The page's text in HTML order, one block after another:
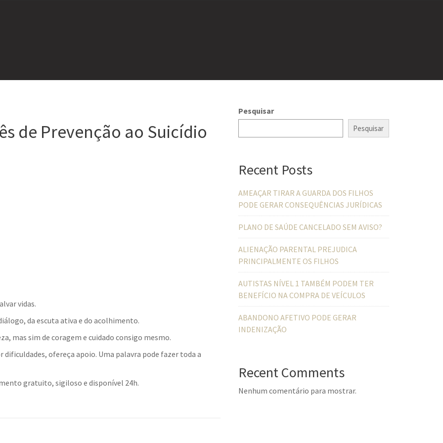
de Prevenção ao Suicídio
vidas.
da escuta ativa e do acolhimento.
mas sim de coragem e cuidado consigo mesmo.
dificuldades, ofereça apoio. Uma palavra pode fazer toda a
gratuito, sigiloso e disponível 24h.
Pesquisar
Pesquisar
Recent Posts
AMEAÇAR TIRAR A GUARDA DOS FILHOS
PODE GERAR CONSEQUÊNCIAS JURÍDICAS
PLANO DE SAÚDE CANCELADO SEM AVISO?
ALIENAÇÃO PARENTAL PREJUDICA
PRINCIPALMENTE OS FILHOS
AUTISTAS NÍVEL 1 TAMBÉM PODEM TER
BENEFÍCIO NA COMPRA DE VEÍCULOS
ABANDONO AFETIVO PODE GERAR
INDENIZAÇÃO
Recent Comments
Nenhum comentário para mostrar.